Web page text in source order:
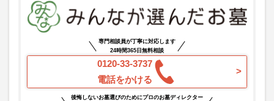
専門相談員が丁寧に対応します
24時間365日無料相談
0120-33-3737
電話をかける
後悔しないお墓選びのためにプロのお墓ディレクター